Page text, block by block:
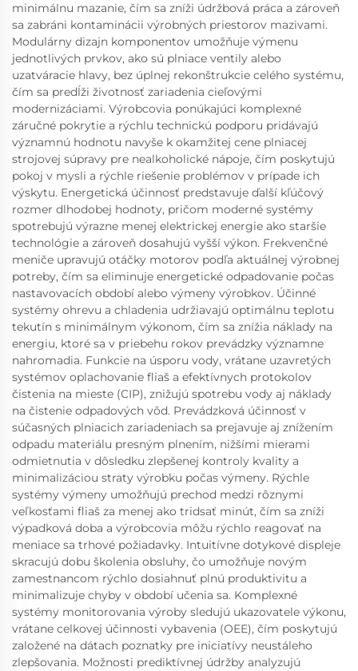
minimálnu mazanie, čím sa zníži údržbová práca a zároveň
sa zabráni kontaminácii výrobných priestorov mazivami.
Modulárny dizajn komponentov umožňuje výmenu
jednotlivých prvkov, ako sú plniace ventily alebo
uzatváracie hlavy, bez úplnej rekonštrukcie celého systému,
čím sa predĺži životnosť zariadenia cieľovými
modernizáciami. Výrobcovia ponúkajúci komplexné
záručné pokrytie a rýchlu technickú podporu pridávajú
významnú hodnotu navyše k okamžitej cene plniacej
strojovej súpravy pre nealkoholické nápoje, čím poskytujú
pokoj v mysli a rýchle riešenie problémov v prípade ich
výskytu. Energetická účinnosť predstavuje ďalší kľúčový
rozmer dlhodobej hodnoty, pričom moderné systémy
spotrebujú výrazne menej elektrickej energie ako staršie
technológie a zároveň dosahujú vyšší výkon. Frekvenčné
meniče upravujú otáčky motorov podľa aktuálnej výrobnej
potreby, čím sa eliminuje energetické odpadovanie počas
nastavovacích období alebo výmeny výrobkov. Účinné
systémy ohrevu a chladenia udržiavajú optimálnu teplotu
tekutín s minimálnym výkonom, čím sa znížia náklady na
energiu, ktoré sa v priebehu rokov prevádzky významne
nahromadia. Funkcie na úsporu vody, vrátane uzavretých
systémov oplachovanie fliaš a efektívnych protokolov
čistenia na mieste (CIP), znižujú spotrebu vody aj náklady
na čistenie odpadových vôd. Prevádzková účinnosť v
súčasných plniacich zariadeniach sa prejavuje aj znížením
odpadu materiálu presným plnením, nižšími mierami
odmietnutia v dôsledku zlepšenej kontroly kvality a
minimalizáciou straty výrobku počas výmeny. Rýchle
systémy výmeny umožňujú prechod medzi rôznymi
veľkosťami fliaš za menej ako tridsať minút, čím sa zníži
výpadková doba a výrobcovia môžu rýchlo reagovať na
meniace sa trhové požiadavky. Intuitívne dotykové displeje
skracujú dobu školenia obsluhy, čo umožňuje novým
zamestnancom rýchlo dosiahnuť plnú produktivitu a
minimalizuje chyby v období učenia sa. Komplexné
systémy monitorovania výroby sledujú ukazovatele výkonu,
vrátane celkovej účinnosti vybavenia (OEE), čím poskytujú
založené na dátach poznatky pre iniciatívy neustáleho
zlepšovania. Možnosti prediktívnej údržby analyzujú